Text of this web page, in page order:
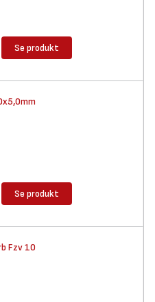
Se produkt
Se produkt
Fzv 10